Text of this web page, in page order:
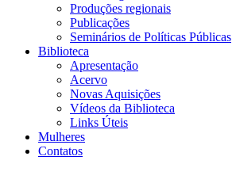
Produções regionais
Publicações
Seminários de Políticas Públicas
Biblioteca
Apresentação
Acervo
Novas Aquisições
Vídeos da Biblioteca
Links Úteis
Mulheres
Contatos